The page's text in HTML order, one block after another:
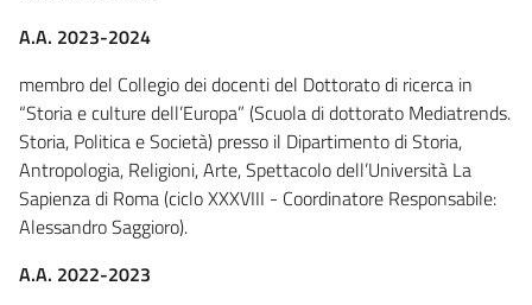
A.A. 2023-2024
membro del Collegio dei docenti del Dottorato di ricerca in
“Storia e culture dell’Europa” (Scuola di dottorato Mediatrends.
Storia, Politica e Società) presso il Dipartimento di Storia,
Antropologia, Religioni, Arte, Spettacolo dell’Università La
Sapienza di Roma (ciclo XXXVIII - Coordinatore Responsabile:
Alessandro Saggioro).
A.A. 2022-2023